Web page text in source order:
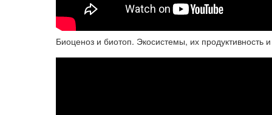
Биоценоз и биотоп. Экосистемы, их